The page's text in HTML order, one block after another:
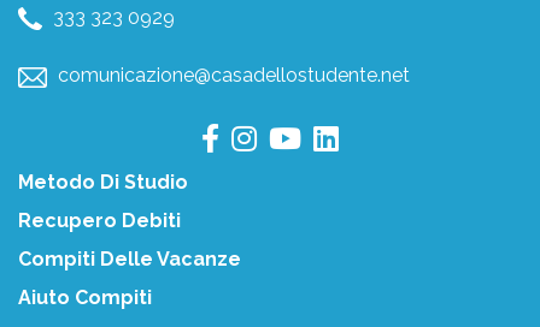
333 323 0929
comunicazione@casadellostudente.net
Metodo Di Studio
Recupero Debiti
Compiti Delle Vacanze
Aiuto Compiti